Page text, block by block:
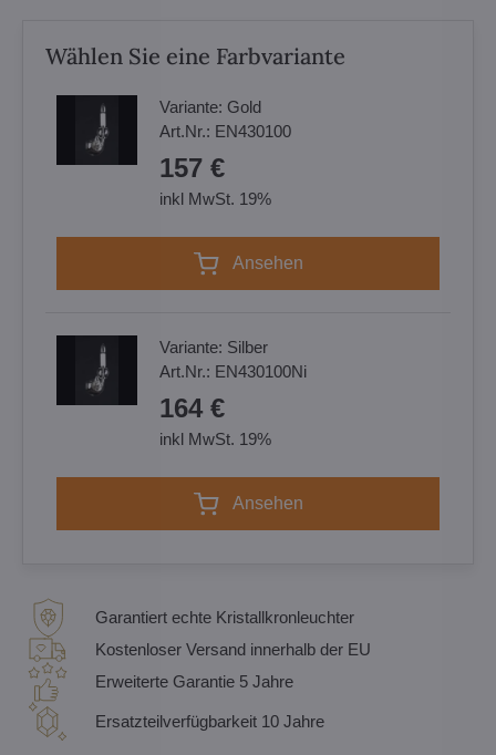
Wählen Sie eine Farbvariante
Variante: Gold
Art.Nr.: EN430100
157 €
inkl MwSt. 19%
Ansehen
Variante: Silber
Art.Nr.: EN430100Ni
164 €
inkl MwSt. 19%
Ansehen
Garantiert echte Kristallkronleuchter
Kostenloser Versand innerhalb der EU
Erweiterte Garantie 5 Jahre
Ersatzteilverfügbarkeit 10 Jahre